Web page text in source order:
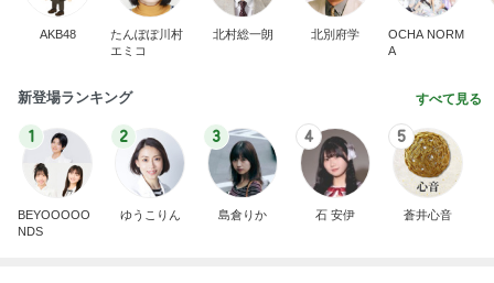
AKB48
たんぽぽ川村
エミコ
北村総一朗 北別府学
OCHA NORM
A
新登場ランキング すべて見る
1
BEYOOOOO
NDS
2
ゆうこりん
3
島倉りか
4
石 安伊
5
蒼井心音